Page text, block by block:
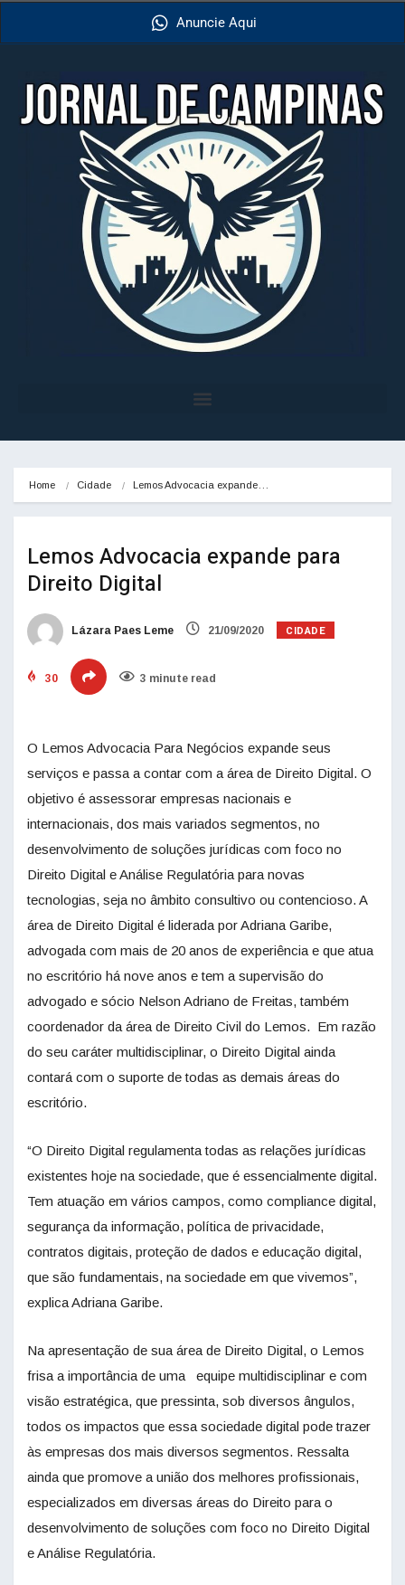
Anuncie Aqui
Home Cidade Lemos Advocacia expande…
Lemos Advocacia expande para
Direito Digital
Lázara Paes Leme 21/09/2020 CIDADE
30 3 minute read
O Lemos Advocacia Para Negócios expande seus
serviços e passa a contar com a área de Direito Digital. O
objetivo é assessorar empresas nacionais e
internacionais, dos mais variados segmentos, no
desenvolvimento de soluções jurídicas com foco no
Direito Digital e Análise Regulatória para novas
tecnologias, seja no âmbito consultivo ou contencioso. A
área de Direito Digital é liderada por Adriana Garibe,
advogada com mais de 20 anos de experiência e que atua
no escritório há nove anos e tem a supervisão do
advogado e sócio Nelson Adriano de Freitas, também
coordenador da área de Direito Civil do Lemos. Em razão
do seu caráter multidisciplinar, o Direito Digital ainda
contará com o suporte de todas as demais áreas do
escritório.
“O Direito Digital regulamenta todas as relações jurídicas
existentes hoje na sociedade, que é essencialmente digital.
Tem atuação em vários campos, como compliance digital,
segurança da informação, política de privacidade,
contratos digitais, proteção de dados e educação digital,
que são fundamentais, na sociedade em que vivemos”,
explica Adriana Garibe.
Na apresentação de sua área de Direito Digital, o Lemos
frisa a importância de uma equipe multidisciplinar e com
visão estratégica, que pressinta, sob diversos ângulos,
todos os impactos que essa sociedade digital pode trazer
às empresas dos mais diversos segmentos. Ressalta
ainda que promove a união dos melhores profissionais,
especializados em diversas áreas do Direito para o
desenvolvimento de soluções com foco no Direito Digital
e Análise Regulatória.